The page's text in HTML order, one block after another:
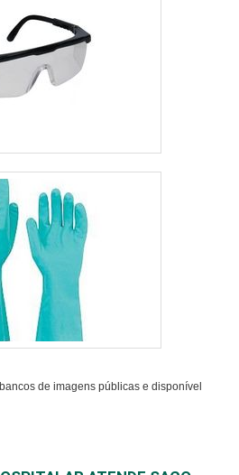
vasta experiência na
área de atuação,
comprova sua essência
de imagens públicas e disponível